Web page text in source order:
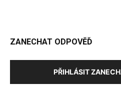
ZANECHAT ODPOVĚĎ
PŘIHLÁSIT